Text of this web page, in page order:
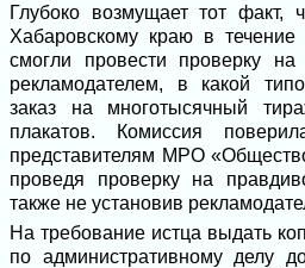
Глубоко возмущает тот
Хабаровскому краю в течение
смогли провести проверку
рекламодателем, в какой
заказ на многотысячный
плакатов. Комиссия
представителям МРО
проведя проверку на
также не установив
На требование истца выдать
по административному делу